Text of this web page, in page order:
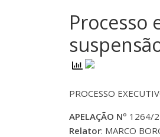
de
Coimbra
Processo
PROCESSO
APELAÇÃO Nº 1264/
Relator: MARCO